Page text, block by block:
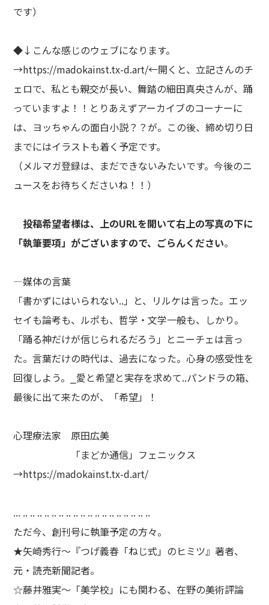
です）
◆↓こんな感じのウェブになります。
→https://madokainst.tx-d.art/←開くと、立記さんのチ
ェロで、私とも親交が長い、舞踏の細田真央さんが、踊
っていますよ！！とりあえずアーカイブのコーナーに
は、ヨッちゃんの面白小説？？が。この後、締め切り日
までにはイラストも着く予定です。
（メルマガ登録は、まだできないみたいです。今後のニ
ュースをお待ちくださいね！！）
投稿希望者様は、上のURLを開いて右上の写真の下に
「執筆要項」がございますので、ごらんください。
―媒体の言葉
「書かずにはいられない..」と、リルケは言った。エッ
セイも論考も、ルポも、哲学・文学一般も、しかり。
「踊る神だけが信じられるだろう」とニーチェは言っ
た。言葉だけの時代は、過去になった。心身の感受性を
回復しよう。⎯愛と希望と実存を求めて..パンドラの箱、
最後に出て来たのが、「希望」！
心理療法家 原田広美
「まどか通信」フェニックス
→https://madokainst.tx-d.art/
... .. .. .. .. .. .. .. .. .. .. .. .. .. .. .. .. .. ..
ただ今、創刊号に執筆予定の方々。
★矢崎秀行～『つげ義春「ねじ式」のヒミツ』著者、
元・読売新聞記者。
☆藤井雅実～「美学校」にも関わる、在野の美術評論